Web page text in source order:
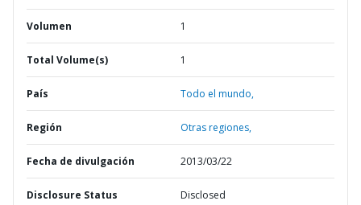
Volumen 1
Total Volume(s) 1
País Todo el mundo,
Región Otras regiones,
Fecha de divulgación 2013/03/22
Disclosure Status Disclosed